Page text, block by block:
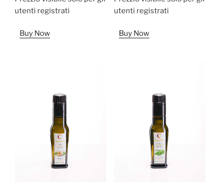
utenti registrati
Buy Now
utenti registrati
Buy Now